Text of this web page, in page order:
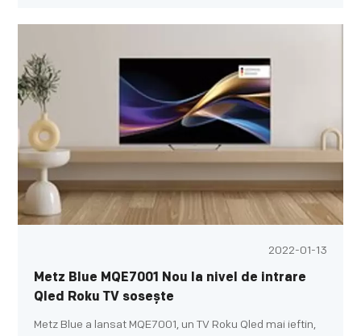
2022-01-13
Metz Blue MQE7001 Nou la nivel de intrare
Qled Roku TV sosește
Metz Blue a lansat MQE7001, un TV Roku Qled mai ieftin,